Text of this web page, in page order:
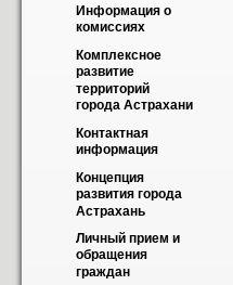
Информация о
комиссиях
Комплексное
развитие
территорий
города Астрахани
Контактная
информация
Концепция
развития города
Астрахань
Личный прием и
обращения
граждан